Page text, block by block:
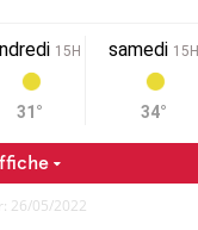
15H
31°
samedi 15H
34°
26/05/2022